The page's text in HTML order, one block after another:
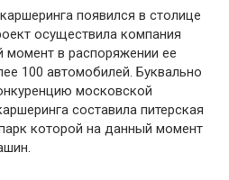
появился в столице
осуществила компания
в распоряжении ее
100 автомобилей. Буквально
московской
составила питерская
которой на данный момент